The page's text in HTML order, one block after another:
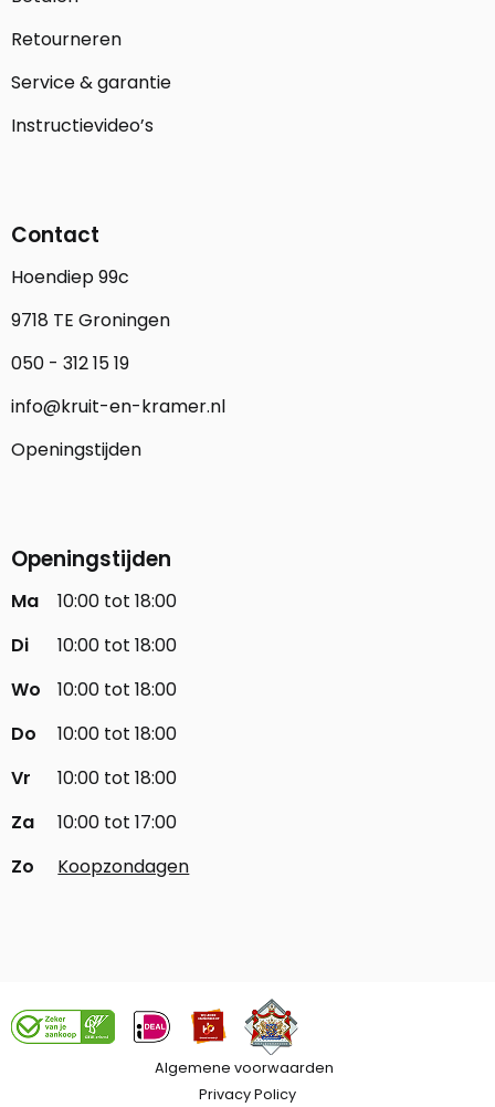
Retourneren
Service & garantie
Instructievideo’s
Contact
Hoendiep 99c
9718 TE Groningen
050 - 312 15 19
info@kruit-en-kramer.nl
Openingstijden
Openingstijden
Ma
10:00 tot 18:00
Di
10:00 tot 18:00
Wo
10:00 tot 18:00
Do
10:00 tot 18:00
Vr
10:00 tot 18:00
Za
10:00 tot 17:00
Zo
Koopzondagen
Algemene voorwaarden
Privacy Policy